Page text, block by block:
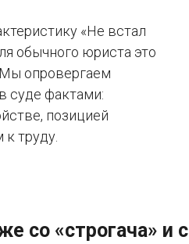
«Не встал
обычного юриста это
Мы опровергаем
суде фактами:
позицией
к труду.
со «строгача» и с